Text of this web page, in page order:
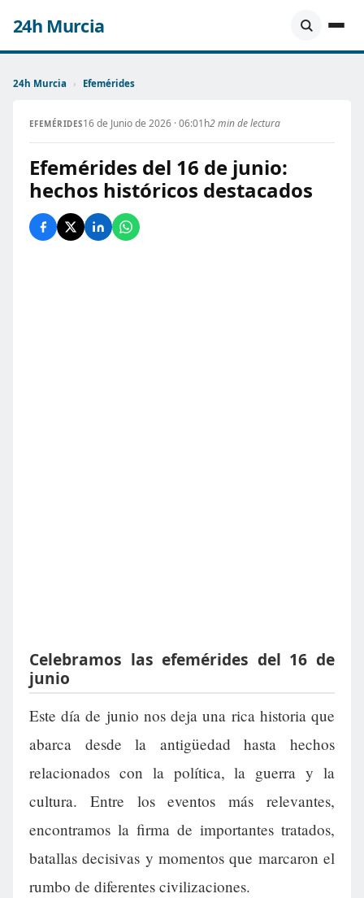
24h Murcia
24h Murcia › Efemérides
EFEMÉRIDES16 de Junio de 2026 · 06:01h2 min de lectura
Efemérides del 16 de junio:
hechos históricos destacados
Celebramos las efemérides del 16 de
junio
Este día de junio nos deja una rica historia que
abarca desde la antigüedad hasta hechos
relacionados con la política, la guerra y la
cultura. Entre los eventos más relevantes,
encontramos la firma de importantes tratados,
batallas decisivas y momentos que marcaron el
rumbo de diferentes civilizaciones.